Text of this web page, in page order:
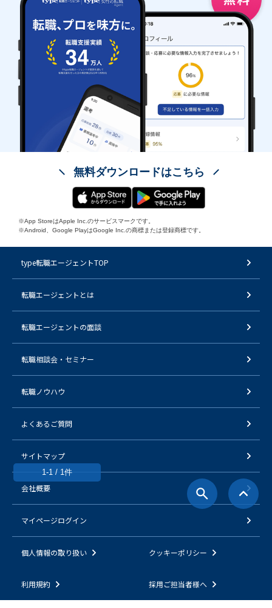
1-1 / 1件
無料ダウンロードはこちら
※App StoreはApple Inc.のサービスマークです。
※Android、Google PlayはGoogle Inc.の商標または登録商標です。
type転職エージェントTOP
転職エージェントとは
転職エージェントの面談
転職相談会・セミナー
転職ノウハウ
よくあるご質問
サイトマップ
会社概要
マイページログイン
個人情報の取り扱い クッキーポリシー
利用規約 採用ご担当者様へ